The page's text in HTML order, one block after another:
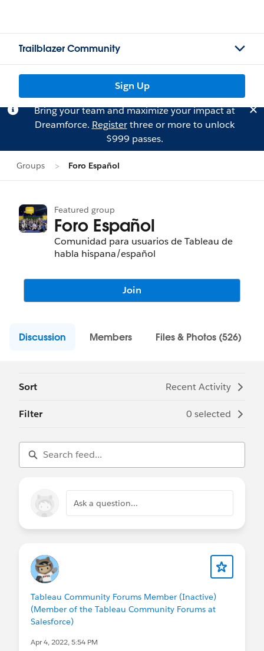
Trailblazer Community
Sign Up
Bring your team and maximize your impact at
Dreamforce. Registerthree or more to unlock
$999 passes.
Groups Foro Español
Featured group
Foro Español
Comunidad para usuarios de Tableau de
habla hispana/español
Join
Discussion Members Files & Photos (526)
Sort Recent Activity
Filter 0 selected
Ask a question...
Tableau Community Forums Member (Inactive)
(Member of the Tableau Community Forums at
Salesforce)
Apr 4, 2022, 5:54 PM